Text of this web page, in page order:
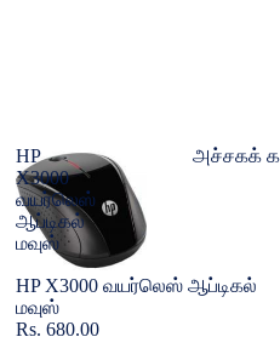
உறைகள்
கவர்கள் &
டி-
அச்சகக்
நினைவக
HP
X3000
வயர்லெஸ்
ஆப்டிகல்
மவுஸ்
Sold out
HP X3000 வயர்லெஸ் ஆப்டிகல்
மவுஸ்
Rs. 680.00